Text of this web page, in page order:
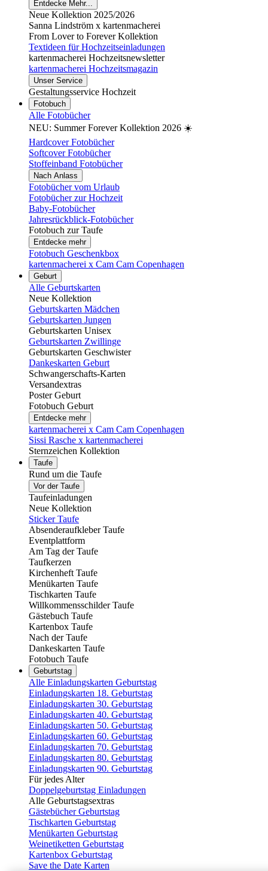
Entdecke Mehr...
Neue Kollektion 2025/2026
Sanna Lindström x kartenmacherei
From Lover to Forever Kollektion
Textideen für Hochzeitseinladungen
kartenmacherei Hochzeitsnewsletter
kartenmacherei Hochzeitsmagazin
Unser Service
Gestaltungsservice Hochzeit
Fotobuch
Alle Fotobücher
NEU: Summer Forever Kollektion 2026 ☀️
Hardcover Fotobücher
Softcover Fotobücher
Stoffeinband Fotobücher
Nach Anlass
Fotobücher vom Urlaub
Fotobücher zur Hochzeit
Baby-Fotobücher
Jahresrückblick-Fotobücher
Fotobuch zur Taufe
Entdecke mehr
Fotobuch Geschenkbox
kartenmacherei x Cam Cam Copenhagen
Geburt
Alle Geburtskarten
Neue Kollektion
Geburtskarten Mädchen
Geburtskarten Jungen
Geburtskarten Unisex
Geburtskarten Zwillinge
Geburtskarten Geschwister
Dankeskarten Geburt
Schwangerschafts-Karten
Versandextras
Poster Geburt
Fotobuch Geburt
Entdecke mehr
kartenmacherei x Cam Cam Copenhagen
Sissi Rasche x kartenmacherei
Sternzeichen Kollektion
Taufe
Rund um die Taufe
Vor der Taufe
Taufeinladungen
Neue Kollektion
Sticker Taufe
Absenderaufkleber Taufe
Eventplattform
Am Tag der Taufe
Taufkerzen
Kirchenheft Taufe
Menükarten Taufe
Tischkarten Taufe
Willkommensschilder Taufe
Gästebuch Taufe
Kartenbox Taufe
Nach der Taufe
Dankeskarten Taufe
Fotobuch Taufe
Geburtstag
Alle Einladungskarten Geburtstag
Einladungskarten 18. Geburtstag
Einladungskarten 30. Geburtstag
Einladungskarten 40. Geburtstag
Einladungskarten 50. Geburtstag
Einladungskarten 60. Geburtstag
Einladungskarten 70. Geburtstag
Einladungskarten 80. Geburtstag
Einladungskarten 90. Geburtstag
Für jedes Alter
Doppelgeburtstag Einladungen
Alle Geburtstagsextras
Gästebücher Geburtstag
Tischkarten Geburtstag
Menükarten Geburtstag
Weinetiketten Geburtstag
Kartenbox Geburtstag
Save the Date Karten